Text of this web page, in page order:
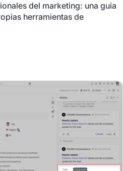
del marketing: una guía
herramientas de